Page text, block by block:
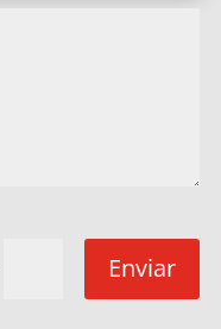
Enviar